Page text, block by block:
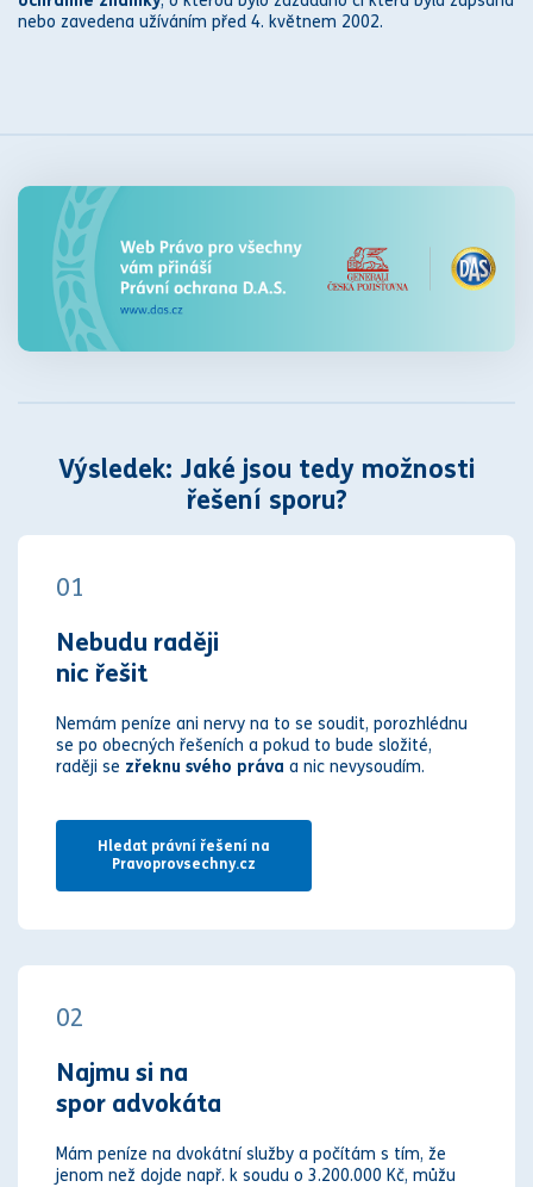
nebo zavedena užíváním před 4. květnem 2002.
Výsledek: Jaké jsou tedy možnosti
řešení sporu?
01
Nebudu raději
nic řešit
Nemám peníze ani nervy na to se soudit, porozhlédnu
se po obecných řešeních a pokud to bude složité,
raději se zřeknu svého práva a nic nevysoudím.
Hledat právní řešení na
Pravoprovsechny.cz
02
Najmu si na
spor advokáta
Mám peníze na dvokátní služby a počítám s tím, že
jenom než dojde např. k soudu o 3.200.000 Kč, můžu